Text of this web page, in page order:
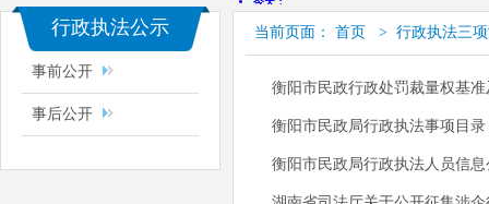
行政执法公示
事前公开
事后公开
当前页面： 首页 > 行政执法三
衡阳市民政行政处罚裁量权基
衡阳市民政局行政执法事项目录
衡阳市民政局行政执法人员信